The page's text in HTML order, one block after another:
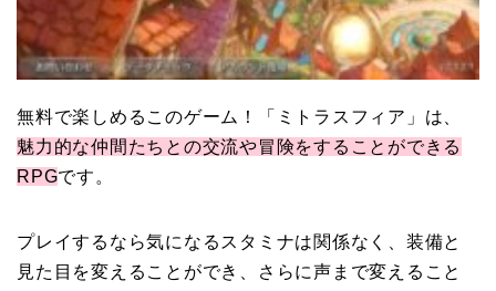
無料で楽しめるこのゲーム！「ミトラスフィア」は、
魅力的な仲間たちとの交流や冒険をすることができる
RPGです。
プレイするなら気になるスタミナは関係なく、装備と
見た目を変えることができ、さらに声まで変えること